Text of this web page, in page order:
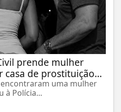
prende mulher
casa de prostituição...
uma mulher
à Polícia...